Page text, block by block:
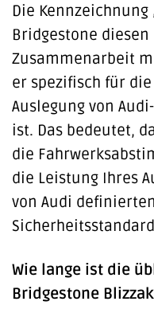
Die Kennzeichnung
Bridgestone diesen
Zusammenarbeit
er spezifisch für
Auslegung von
ist. Das bedeutet,
die
die Leistung Ihres
von Audi
Wie lange ist die
Bridgestone